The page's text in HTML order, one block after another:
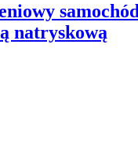
natryskową